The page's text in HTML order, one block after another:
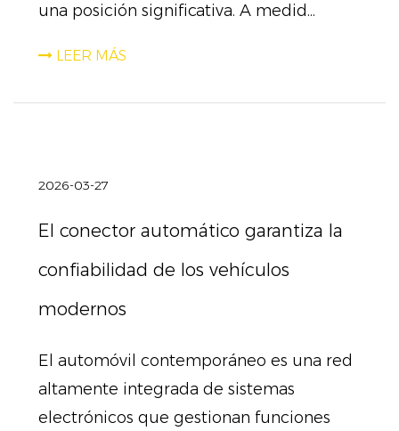
una posición significativa. A medid...
LEER MÁS
2026-03-27
El conector automático garantiza la
confiabilidad de los vehículos
modernos
El automóvil contemporáneo es una red
altamente integrada de sistemas
electrónicos que gestionan funciones